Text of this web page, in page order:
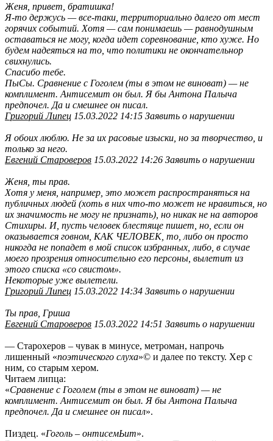
Женя, привет, братишка!
Я-то держусь — все-таки, территориально далего от мест
горячих событий. Хотя — сам понимаешь — равнодушным
оставаться не могу, когда идет соревнование, кто хуже. Но
будем надеяться на то, что политики не окончательнор
свихнулись.
Спасибо тебе.
ПыСы. Сравнение с Гоголем (ты в этом не виноват) — не
комплимент. Антисемит он был. Я бы Антона Палыча
предпочел. Да и смешнее он писал.
Григорий Липец 15.03.2022 14:15 Заявить о нарушении
Я обоих люблю. Не за их расовые изыски, но за творчество, и
только за него.
Евгений Староверов 15.03.2022 14:26 Заявить о нарушении
Женя, ты прав.
Хотя у меня, например, это может распространяться на
публичных людей (хоть в них что-то может не нравиться, но
их значимость не могу не признать), но никак не на авторов
Стихиры. И, пусть человек блестяще пишет, но, если он
оказывается говном, КАК ЧЕЛОВЕК, то, либо он просто
никогда не попадет в мой список избранных, либо, в случае
моего прозрения относительно его персоны, вылетит из
этого списка «со свистом».
Некоторые уже вылетели.
Григорий Липец 15.03.2022 14:34 Заявить о нарушении
Ты прав, Гриша
Евгений Староверов 15.03.2022 14:51 Заявить о нарушении
— Старохеров – чувак в минусе, метроман, напрочь
лишенный «поэтического слуха»© и далее по тексту. Хер с
ним, со старым хером.
Читаем липца:
«Сравнение с Гоголем (ты в этом не виноват) — не
комплимент. Антисемит он был. Я бы Антона Палыча
предпочел. Да и смешнее он писал».
Пиздец. «Гоголь – онтисемЬит».